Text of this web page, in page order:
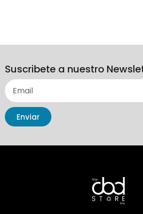
Suscribete a nuestro
Enviar